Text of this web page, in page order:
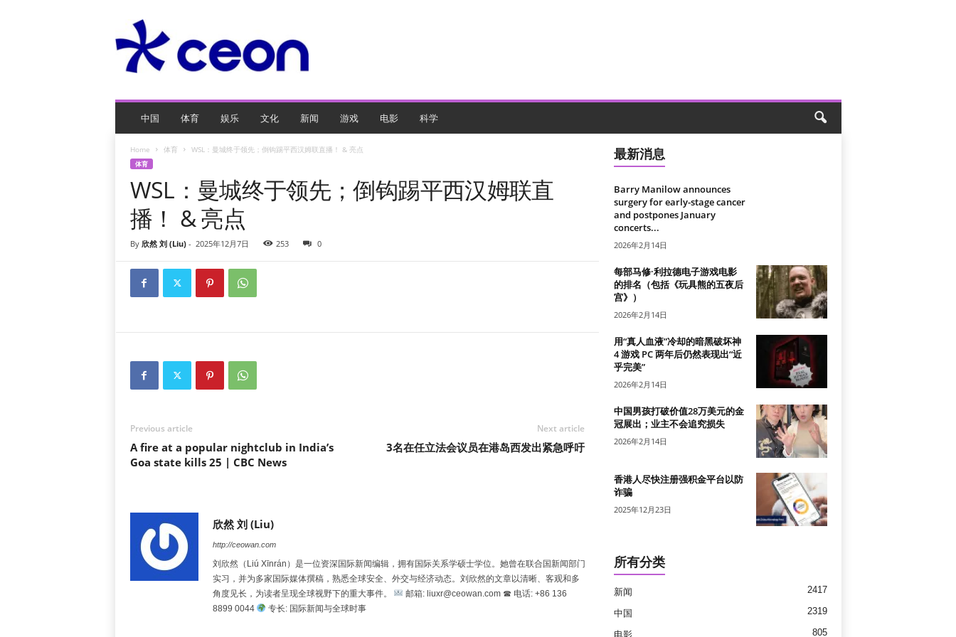
O
游
中国 体育 娱乐 文化 新闻 游戏 电影 科学
Home 体育 WSL：曼城终于领先；倒钩踢平西汉姆联直播！ & 亮点
体育
WSL：曼城终于领先；倒钩踢平西汉姆联直
播！ & 亮点
By 欣然 刘 (Liu)- 2025年12月7日 253 0
Previous article
A fire at a popular nightclub in India’s
Goa state kills 25 | CBC News
Next article
3名在任立法会议员在港岛西发出紧急呼吁
欣然 刘 (Liu)
http://ceowan.com
刘欣然（Liú Xīnrán）是一位资深国际新闻编辑，拥有国际关系学硕士学位。她曾在联合国新闻部门
实习，并为多家国际媒体撰稿，熟悉全球安全、外交与经济动态。刘欣然的文章以清晰、客观和多
角度见长，为读者呈现全球视野下的重大事件。
邮箱: liuxr@ceowan.com ☎ 电话: +86 136
8899 0044
专长: 国际新闻与全球时事
最新消息
Barry Manilow announces
surgery for early-stage cancer
and postpones January
concerts...
2026年2月14日
每部马修·利拉德电子游戏电影
的排名（包括《玩具熊的五夜后
宫》）
2026年2月14日
用“真人血液”冷却的暗黑破坏神
4 游戏 PC 两年后仍然表现出“近
乎完美”
2026年2月14日
中国男孩打破价值28万美元的金
冠展出；业主不会追究损失
2026年2月14日
香港人尽快注册强积金平台以防
诈骗
2025年12月23日
所有分类
新闻 2417
中国 2319
电影 805